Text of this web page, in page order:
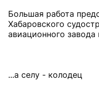
Большая работа
Хабаровского
авиационного
...а селу - колодец